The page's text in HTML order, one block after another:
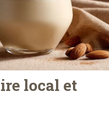
local et